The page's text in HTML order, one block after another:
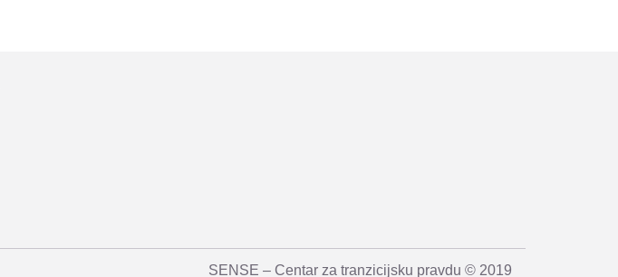
SENSE – Centar za tranzicijsku pravdu © 2019